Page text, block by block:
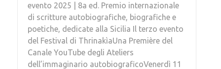
evento 2025 | 8a ed. Premio internazionale
di scritture autobiografiche, biografiche e
poetiche, dedicate alla Sicilia Il terzo evento
del Festival di ThrinakìaUna Première del
Canale YouTube degli Ateliers
dell’immaginario autobiograficoVenerdì 11